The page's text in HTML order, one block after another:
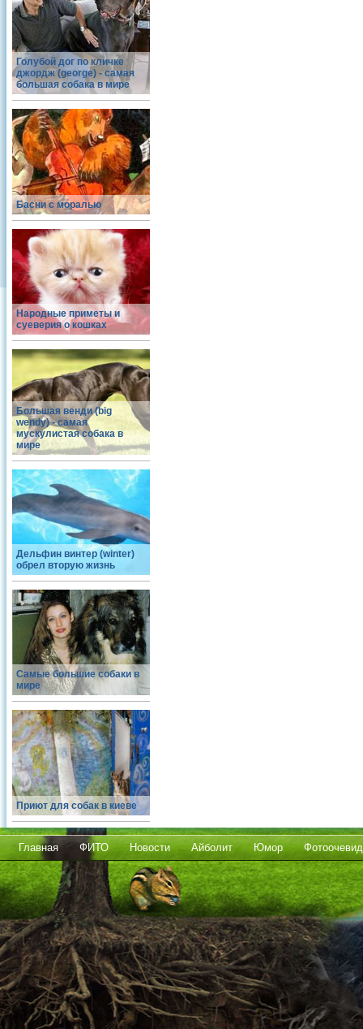
Голубой дог по кличке
джордж (george) - самая
большая собака в мире
Басни с моралью
Народные приметы и
суеверия о кошках
Большая венди (big
wendy) - самая
мускулистая собака в
мире
Дельфин винтер (winter)
обрел вторую жизнь
Самые большие собаки в
мире
Приют для собак в киеве
Главная ФИТО Новости Айболит Юмор